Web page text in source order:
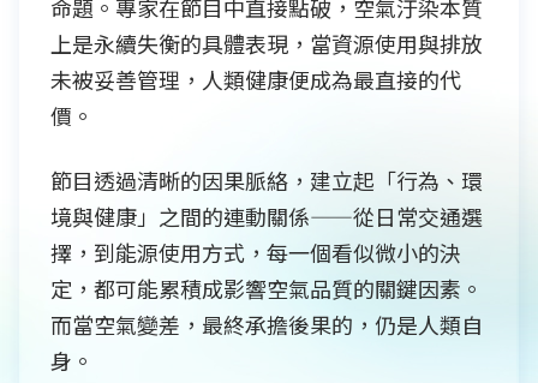
命題。專家在節目中直接點破，空氣汙染本質
上是永續失衡的具體表現，當資源使用與排放
未被妥善管理，人類健康便成為最直接的代
價。
節目透過清晰的因果脈絡，建立起「行為、環
境與健康」之間的連動關係——從日常交通選
擇，到能源使用方式，每一個看似微小的決
定，都可能累積成影響空氣品質的關鍵因素。
而當空氣變差，最終承擔後果的，仍是人類自
身。